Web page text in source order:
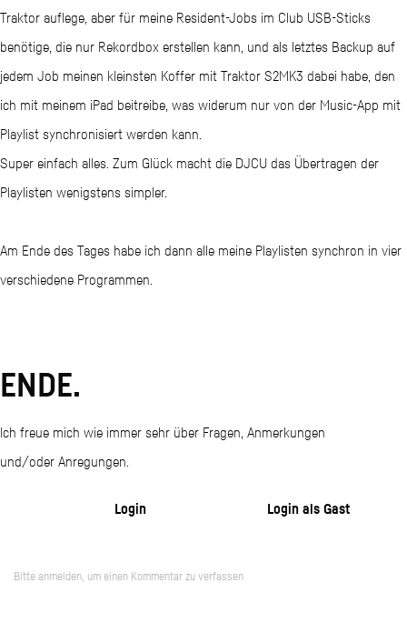
Traktor auflege, aber für meine Resident-Jobs im Club USB-Sticks
benötige, die nur Rekordbox erstellen kann, und als letztes Backup auf
jedem Job meinen kleinsten Koffer mit Traktor S2MK3 dabei habe, den
ich mit meinem iPad beitreibe, was widerum nur von der Music-App mit
Playlist synchronisiert werden kann.
Super einfach alles. Zum Glück macht die DJCU das Übertragen der
Playlisten wenigstens simpler.
Am Ende des Tages habe ich dann alle meine Playlisten synchron in vier
verschiedene Programmen.
ENDE.
Ich freue mich wie immer sehr über Fragen, Anmerkungen
und/oder Anregungen.
Login Login als Gast